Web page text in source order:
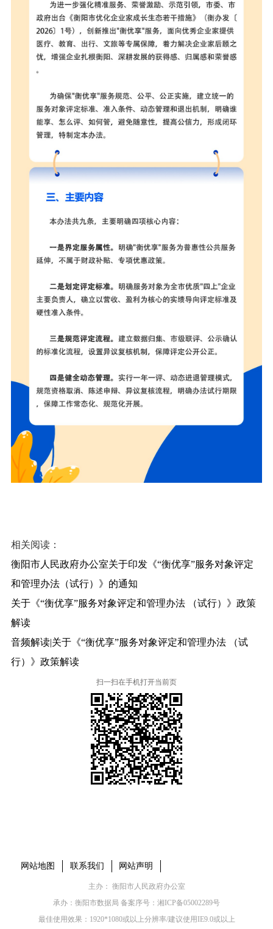
相关阅读：
衡阳市人民政府办公室关于印发《“衡优享”服务对象评定
和管理办法（试行）》的通知
关于《“衡优享”服务对象评定和管理办法 （试行）》政策
解读
音频解读|关于《“衡优享”服务对象评定和管理办法 （试
行）》政策解读
扫一扫在手机打开当前页
网站地图 联系我们 网站声明
主办： 衡阳市人民政府办公室
承办：衡阳市数据局 备案序号： 湘ICP备05002289号
最佳使用效果：1920*1080或以上分辨率/建议使用IE9.0或以上